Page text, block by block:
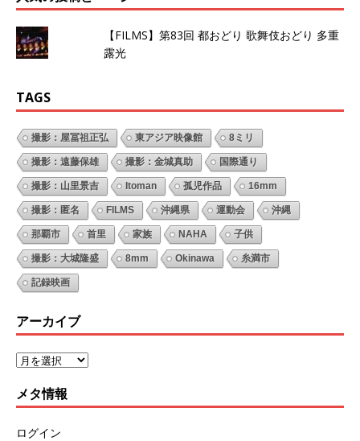
【FILMS】第83回 都おどり 歌舞伎おどり 多重
露光
TAGS
撮影：屋冨祖正弘 東アジア映像館 8ミリ
撮影：遠藤保雄 撮影：金城真助 国際通り
撮影：山里景吉 Itoman 孤児作品 16mm
撮影：匿名 FILMS 沖縄県 運動会 沖縄
那覇市 首里 家族 NAHA 子供
撮影：大城隆盛 8mm Okinawa 糸満市
記録映画
アーカイブ
メタ情報
ログイン